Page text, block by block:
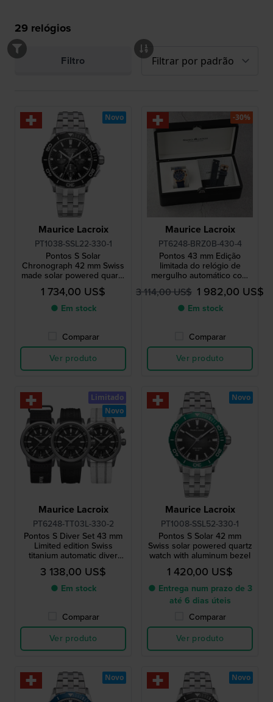
29 relógios
Filtro
Maurice Lacroix
PT1038-SSL22-330-1
Pontos S Solar
Chronograph 42 mm Swiss
made solar powered quartz
chronograph
1 734,00 US$
● Em stock
Comparar
Ver produto
Novo
Maurice Lacroix
PT6248-BRZ0B-430-4
Pontos 43 mm Edição
limitada do relógio de
mergulho automático com
caixa em bronze genuíno
3 114,00 US$ 1 982,00 US$
● Em stock
Comparar
Ver produto
-30%
Maurice Lacroix
PT6248-TT03L-330-2
Pontos S Diver Set 43 mm
Limited edition Swiss
titanium automatic diver
with two extra straps
3 138,00 US$
● Em stock
Comparar
Ver produto
Limitado
Novo
Maurice Lacroix
PT1008-SSL52-330-1
Pontos S Solar 42 mm
Swiss solar powered quartz
watch with aluminum bezel
1 420,00 US$
● Entrega num prazo de 3
até 6 dias úteis
Comparar
Ver produto
Novo
Novo Novo